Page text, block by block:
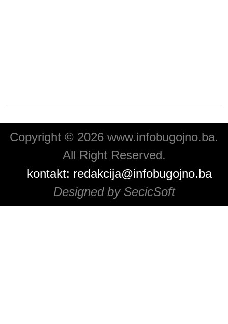
Copyright © 2026 www.infobugojno.ba.
All Right Reserved.
kontakt: redakcija@infobugojno.ba
Designed by SecicSoft